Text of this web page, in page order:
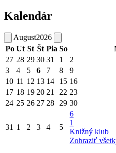
Kalendár
August2026
Po Ut St Št Pia So
27 28 29 30 31 1
2
3
4 5 6 7 8
9
10 11 12 13 14 15 16
17 18 19 20 21 22 23
24 25 26 27 28 29 30
31 1 2 3 4 5
6
1
Knižný klub
Zobraziť